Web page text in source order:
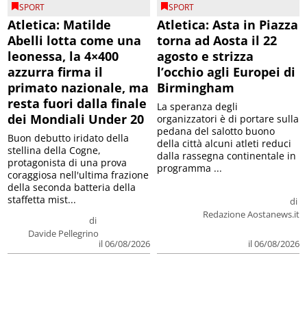
SPORT
Atletica: Matilde
Abelli lotta come una
leonessa, la 4×400
azzurra firma il
primato nazionale, ma
resta fuori dalla finale
dei Mondiali Under 20
di
Davide Pellegrino
il 06/08/2026
Buon debutto iridato della
stellina della Cogne,
protagonista di una prova
coraggiosa nell'ultima frazione
della seconda batteria della
staffetta mist...
SPORT
Atletica: Asta in Piazza
torna ad Aosta il 22
agosto e strizza
l’occhio agli Europei di
Birmingham
di
Redazione Aostanews.it
il 06/08/2026
La speranza degli
organizzatori è di portare sulla
pedana del salotto buono
della città alcuni atleti reduci
dalla rassegna continentale in
programma ...